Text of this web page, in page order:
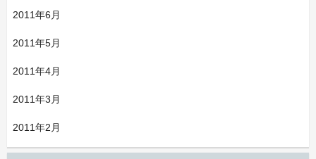
2011年6月
2011年5月
2011年4月
2011年3月
2011年2月